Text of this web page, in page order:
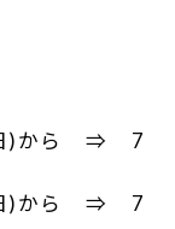
日)から ⇒ 7
日)から ⇒ 7